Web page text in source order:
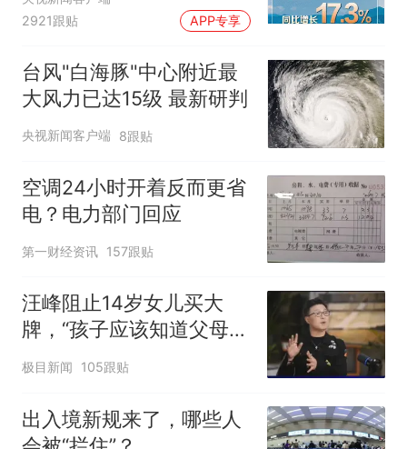
2921跟贴
APP专享
台风"白海豚"中心附近最
大风力已达15级 最新研判
央视新闻客户端 8跟贴
空调24小时开着反而更省
电？电力部门回应
第一财经资讯 157跟贴
汪峰阻止14岁女儿买大
牌，“孩子应该知道父母的
不易”，称自己买衣服80%
极目新闻 105跟贴
出入境新规来了，哪些人